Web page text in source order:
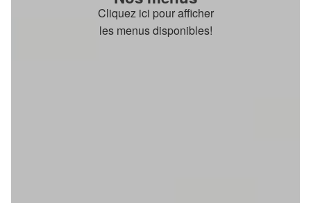
Cliquez ici pour afficher
les menus disponibles!